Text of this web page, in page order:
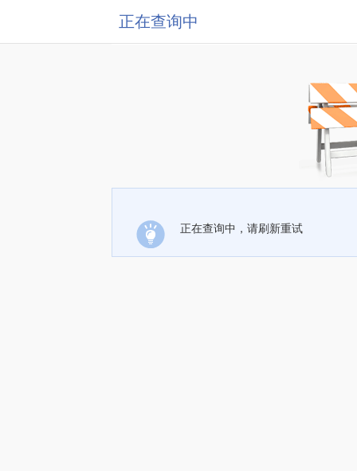
正在查询中
正在查询中，请刷新重试